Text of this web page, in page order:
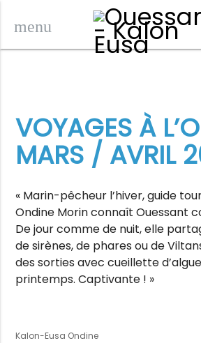
VOYAGES À
MARS / AVRIL
« Marin-pêcheur l’hiver, guide
Ondine Morin connaît Ouessant
De jour comme de nuit, elle
de sirènes, de phares ou de
des sorties avec cueillette
printemps. Captivante ! »
Kalon-Eusa Ondine
menu